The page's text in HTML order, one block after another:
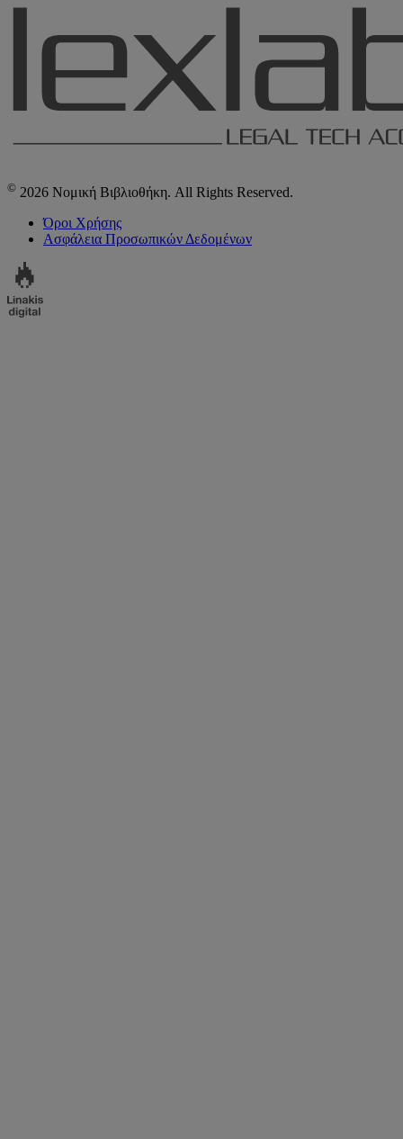
© 2026 Νομική Βιβλιοθήκη. All Rights Reserved.
Όροι Χρήσης
Ασφάλεια Προσωπικών Δεδομένων